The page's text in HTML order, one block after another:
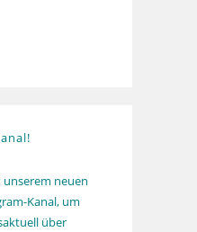
unserem neuen
Kanal, um
über